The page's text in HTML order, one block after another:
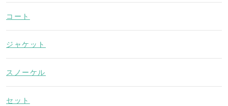
コート
ジャケット
スノーケル
セット